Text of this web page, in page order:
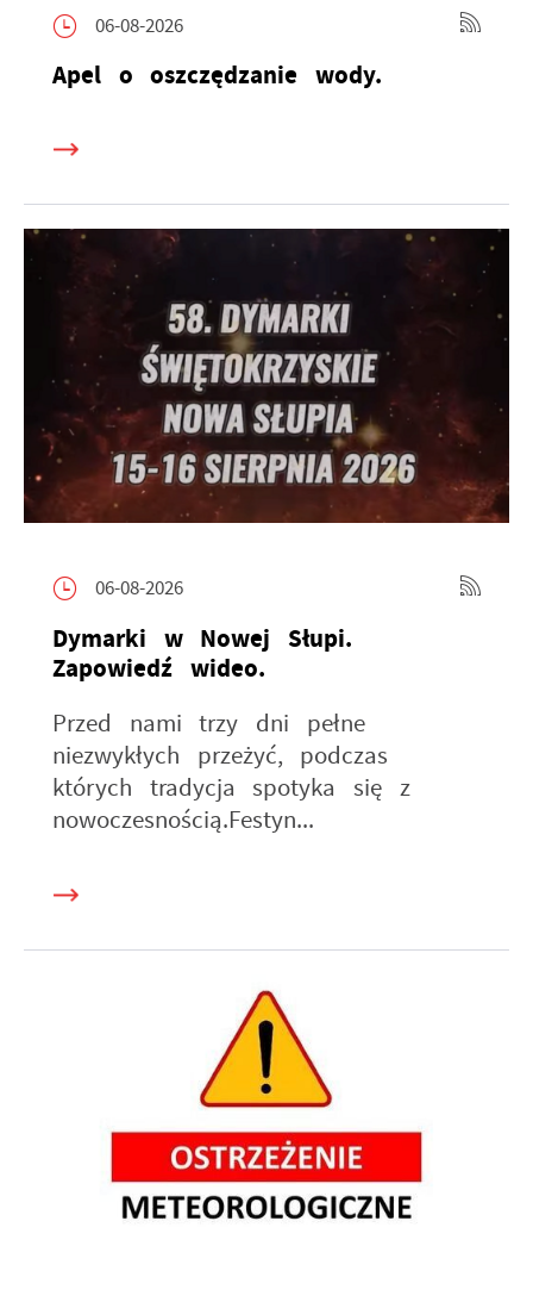
06-08-2026
Apel o oszczędzanie wody.
06-08-2026
Dymarki w Nowej Słupi.
Zapowiedź wideo.
Przed nami trzy dni pełne
niezwykłych przeżyć, podczas
których tradycja spotyka się z
nowoczesnością.Festyn...